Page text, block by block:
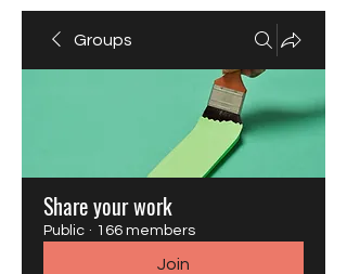
Groups
Share your work
Public · 166 members
Join